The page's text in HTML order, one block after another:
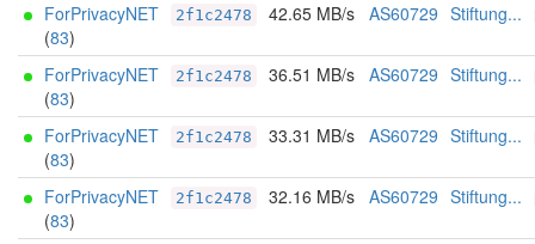
ForPrivacyNET
(83)
2f1c2478 42.65 MB/s AS60729 Stiftung...
ForPrivacyNET
(83)
2f1c2478 36.51 MB/s AS60729 Stiftung...
ForPrivacyNET
(83)
2f1c2478 33.31 MB/s AS60729 Stiftung...
ForPrivacyNET
(83)
2f1c2478 32.16 MB/s AS60729 Stiftung...